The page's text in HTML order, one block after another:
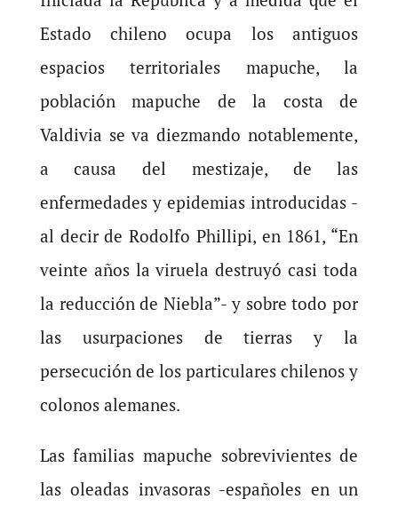
Estado chileno ocupa los antiguos
espacios territoriales mapuche, la
población mapuche de la costa de
Valdivia se va diezmando notablemente,
a causa del mestizaje, de las
enfermedades y epidemias introducidas -
al decir de Rodolfo Phillipi, en 1861, “En
veinte años la viruela destruyó casi toda
la reducción de Niebla”- y sobre todo por
las usurpaciones de tierras y la
persecución de los particulares chilenos y
colonos alemanes.
Las familias mapuche sobrevivientes de
las oleadas invasoras -españoles en un